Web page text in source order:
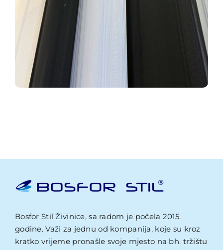
Bosfor Stil Živinice, sa radom je počela 2015.
godine. Važi za jednu od kompanija, koje su kroz
kratko vrijeme pronašle svoje mjesto na bh. tržištu